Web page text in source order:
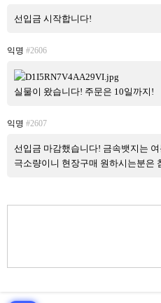
선입금 시작합니다!
익명 #2606
실물이 왔습니다! 주문은 10일까지!
익명 #2607
선입금 마감했습니다! 금속뱃지는
극소량이니 현장구매 원하시는분은